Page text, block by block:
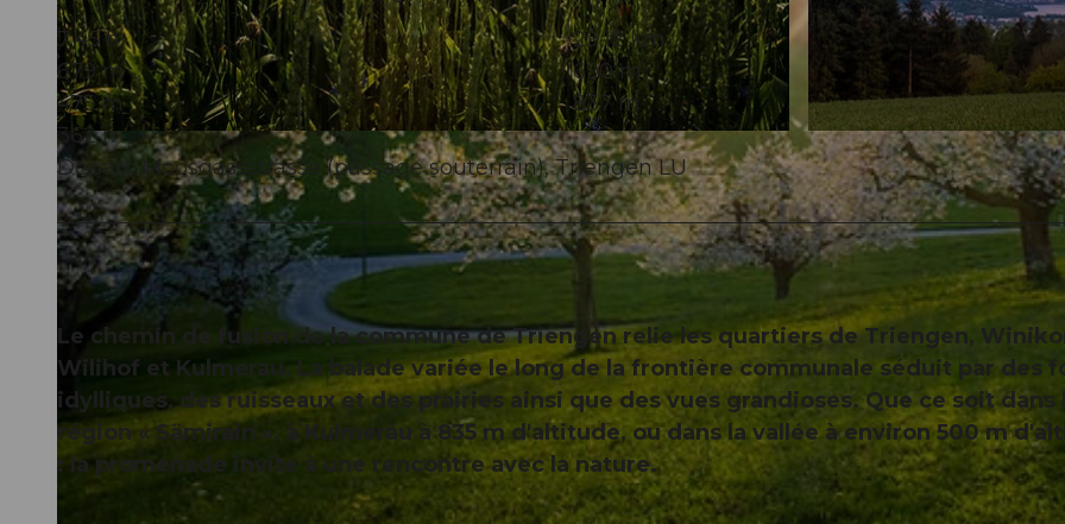
© Peter Regli, Sempachersee Tourismus, Stephan Wicki © Peter Regli, Sempachersee Tourismus
7:45 h
29,12 km
679 m
690 m
475 m
837 m
362 m
Départ: Moosgassstrasse (passage souterrain), Triengen LU
Le chemin de fusion de la commune de Triengen relie les quartiers de Triengen,
Wilihof et Kulmerau. La balade variée le long de la frontière communale séduit par des
idylliques, des ruisseaux et des prairies ainsi que des vues grandioses. Que ce soit dans
région « Sämirain », à Kulmerau à 835 m d'altitude, ou dans la vallée à environ 500 m
: la promenade invite à une rencontre avec la nature.